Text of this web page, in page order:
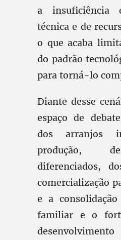
a insuficiência
técnica e de
o que acaba
do padrão
para torná-lo
Diante desse
espaço de
dos arranjos
produção,
diferenciados,
comercialização
e a
familiar e o